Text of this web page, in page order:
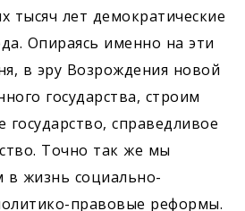
тысяч лет демократические
Опираясь именно на эти
в эру Возрождения новой
государства, строим
государство, справедливое
Точно так же мы
жизнь социально-
правовые реформы.